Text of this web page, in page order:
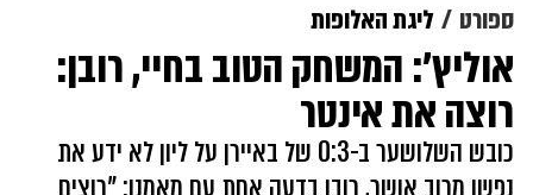
ספורט ליגת האלופות
אוליץ': המשחק הטוב בחיי, רובן:
רוצה את אינטר
כובש השלושער ב-0:3 של באיירן על ליון לא ידע את